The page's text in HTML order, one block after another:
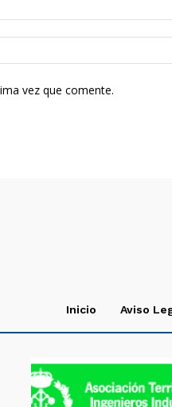
vez que comente.
Inicio Aviso